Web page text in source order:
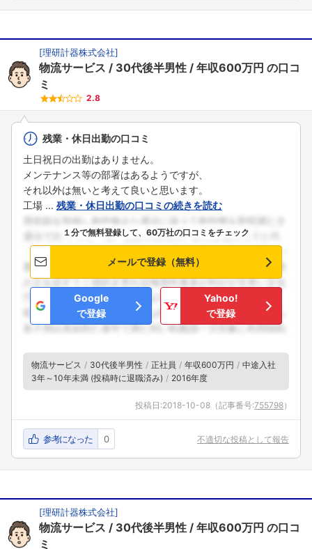
[理研計器株式会社]
物流サービス 30代後半男性 年収600万円 の口コ
ミ
2.8
残業・休日出勤の口コミ
土日祝日の出勤はありません。
メンテナンス等の部署はあるようですが、
それ以外は無いと考えて良いと思います。
工場 ... 残業・休日出勤の口コミの続きを読む
１分で無料登録して、60万社の口コミをチェック
メールで登録（無料）
Google
で登録
Yahoo!
で登録
物流サービス 30代後半男性 正社員 年収600万円
中途入社
3年～10年未満 (投稿時に退職済み)
2016年度
投稿日:2018-10-08 （記事番号:755798）
参考になった 0 不適切な投稿として報告
[理研計器株式会社]
物流サービス 30代後半男性 年収600万円 の口コ
ミ